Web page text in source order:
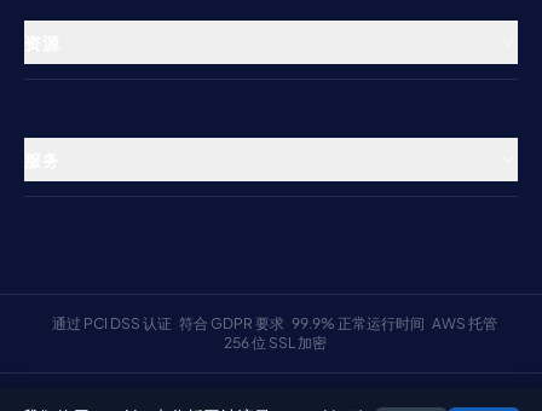
宾客体验应用
产权式酒店
关于我们
常见问题
安全与信任
帮助中心
安全与信任
通过 PCI DSS 认证 符合 GDPR 要求 99.9% 正常运行时间 AWS 托管
256 位 SSL 加密